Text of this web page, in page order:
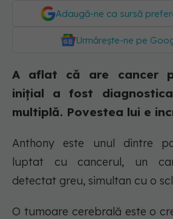
Adaugă-ne ca sursă
Urmărește-ne pe
A aflat că are cancer
inițial a fost
multiplă. Povestea lui e
Anthony este unul dintre
luptat cu cancerul, un
detectat greu, simultan cu o
O tumoare cerebrală este o